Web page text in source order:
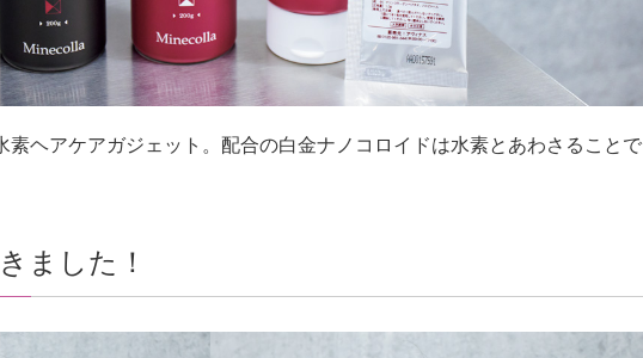
素ヘアケアガジェット。配合の白金ナノコロイドは水素とあわさることで
ました！